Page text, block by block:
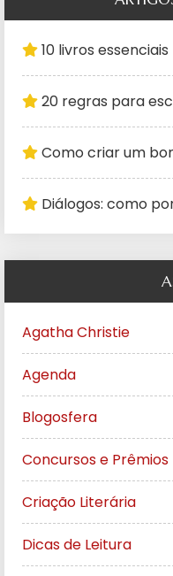
10 livros
20 regras para
Como criar um
Diálogos: como
Agatha Christie
Agenda
Blogosfera
Concursos e Prêmios
Criação Literária
Dicas de Leitura